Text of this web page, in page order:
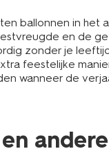
ballonnen in het
en de
zonder je
feestelijke
wanneer de